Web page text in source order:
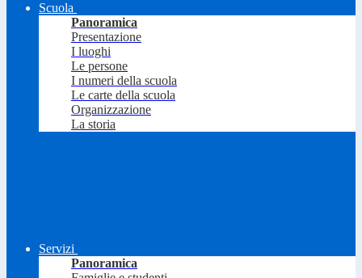
Scuola
Panoramica
Presentazione
I luoghi
Le persone
I numeri della scuola
Le carte della scuola
Organizzazione
La storia
Servizi
Panoramica